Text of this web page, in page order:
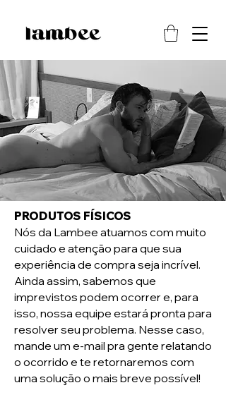
PRODUTOS FÍSICOS
Nós da Lambee atuamos com muito
cuidado e atenção para que sua
experiência de compra seja incrível.
Ainda assim, sabemos que
imprevistos podem ocorrer e, para
isso, nossa equipe estará pronta para
resolver seu problema. Nesse caso,
mande um e-mail pra gente relatando
o ocorrido e te retornaremos com
uma solução o mais breve possível!